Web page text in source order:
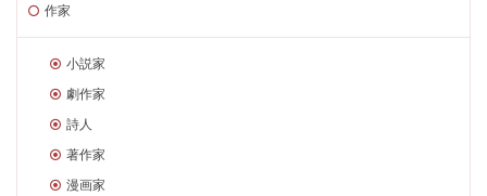
作家
小説家
劇作家
詩人
著作家
漫画家